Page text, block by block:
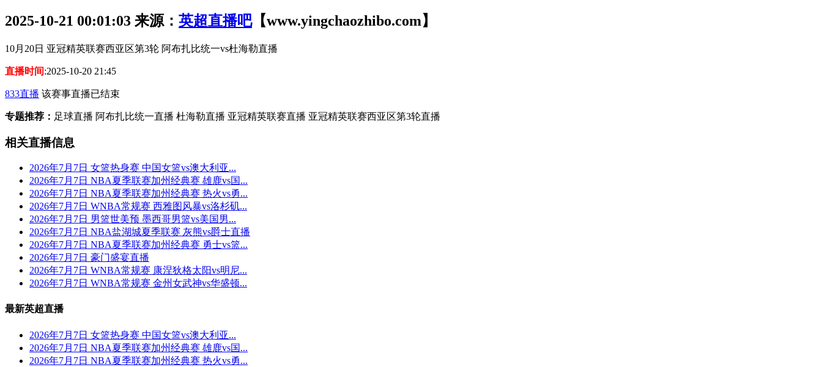
2025-10-21 00:01:03 来源： 英超直播吧【www.yingchaozhibo.com】
10月20日 亚冠精英联赛西亚区第3轮 阿布扎比统一vs杜海勒直播
直播时间:2025-10-20 21:45
833直播 该赛事直播已结束
专题推荐： 足球直播 阿布扎比统一直播 杜海勒直播 亚冠精英联赛直播 亚冠精英联赛西亚区第3轮直播
相关直播信息
2026年7月7日 女篮热身赛 中国女篮vs澳大利亚...
2026年7月7日 NBA夏季联赛加州经典赛 雄鹿vs国...
2026年7月7日 NBA夏季联赛加州经典赛 热火vs勇...
2026年7月7日 WNBA常规赛 西雅图风暴vs洛杉矶...
2026年7月7日 男篮世美预 墨西哥男篮vs美国男...
2026年7月7日 NBA盐湖城夏季联赛 灰熊vs爵士直播
2026年7月7日 NBA夏季联赛加州经典赛 勇士vs篮...
2026年7月7日 豪门盛宴直播
2026年7月7日 WNBA常规赛 康涅狄格太阳vs明尼...
2026年7月7日 WNBA常规赛 金州女武神vs华盛顿...
最新英超直播
2026年7月7日 女篮热身赛 中国女篮vs澳大利亚...
2026年7月7日 NBA夏季联赛加州经典赛 雄鹿vs国...
2026年7月7日 NBA夏季联赛加州经典赛 热火vs勇...